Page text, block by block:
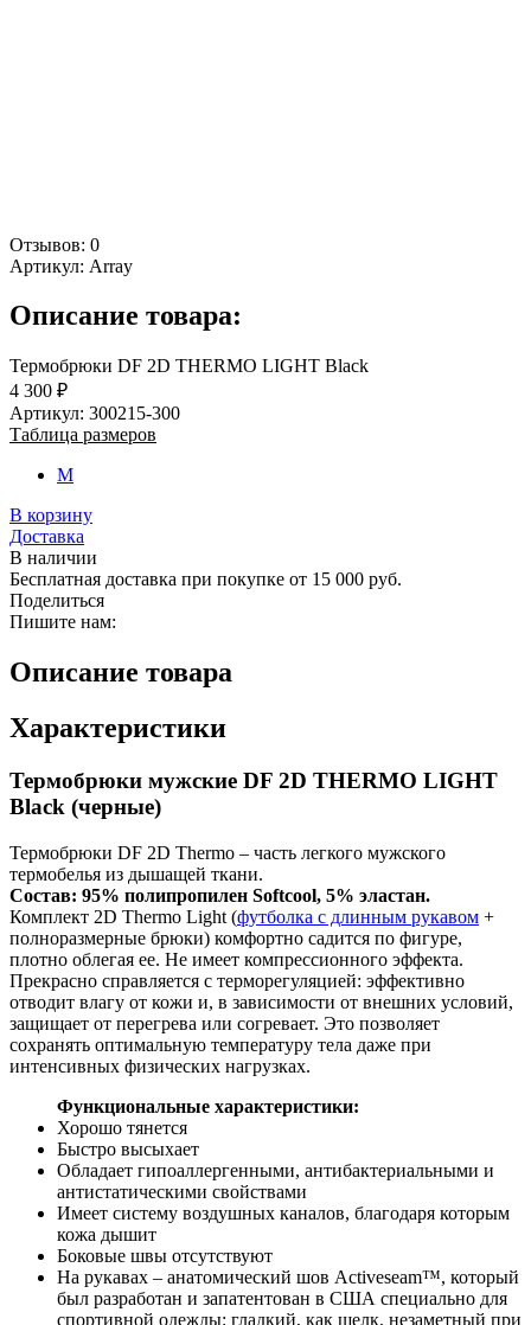
Отзывов: 0
Артикул: Array
Описание товара:
Термобрюки DF 2D THERMO LIGHT Black
4 300 ₽
Артикул: 300215-300
Таблица размеров
M
В корзину
Доставка
В наличии
Бесплатная доставка при покупке от 15 000 руб.
Поделиться
Пишите нам:
Описание товара
Характеристики
Термобрюки мужские DF 2D THERMO LIGHT
Black (черные)
Термобрюки DF 2D Thermo – часть легкого мужского
термобелья из дышащей ткани.
Состав: 95% полипропилен Softcool, 5% эластан.
Комплект 2D Thermo Light (футболка с длинным рукавом +
полноразмерные брюки) комфортно садится по фигуре,
плотно облегая ее. Не имеет компрессионного эффекта.
Прекрасно справляется с терморегуляцией: эффективно
отводит влагу от кожи и, в зависимости от внешних условий,
защищает от перегрева или согревает. Это позволяет
сохранять оптимальную температуру тела даже при
интенсивных физических нагрузках.
Функциональные характеристики:
Хорошо тянется
Быстро высыхает
Обладает гипоаллергенными, антибактериальными и
антистатическими свойствами
Имеет систему воздушных каналов, благодаря которым
кожа дышит
Боковые швы отсутствуют
На рукавах – анатомический шов Activeseam™, который
был разработан и запатентован в США специально для
спортивной одежды: гладкий, как шелк, незаметный при